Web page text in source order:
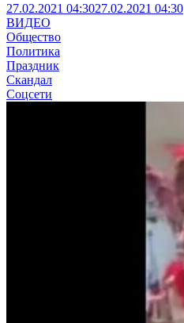
27.02.2021 04:3027.02.2021 04:30
ВИДЕО
Общество
Политика
Праздник
Скандал
Соцсети